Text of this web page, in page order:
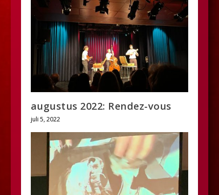
augustus 2022: Rendez-vous
juli 5, 2022